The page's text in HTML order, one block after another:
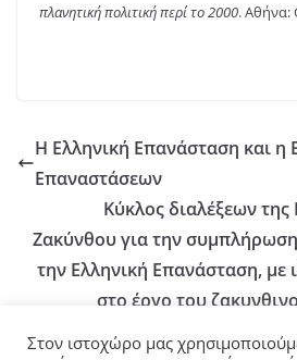
πλανητική πολιτική περί το 2000. Αθήνα:
Η Ελληνική Επανάσταση και η
Επαναστάσεων
Κύκλος διαλέξεων
Ζακύνθου για την
την Ελληνική Επανάσταση, με
στο έργο του
Στον ιστοχώρο μας